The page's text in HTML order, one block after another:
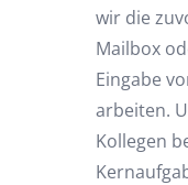
wir die
Mailbox
Eingabe
arbeiten.
Kollegen